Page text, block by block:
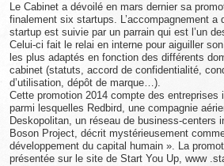
Le Cabinet a dévoilé en mars dernier sa
finalement six startups. L’accompagnement a
startup est suivie par un parrain qui est l’un
Celui-ci fait le relai en interne pour aiguiller
les plus adaptés en fonction des différents
cabinet (statuts, accord de confidentialité,
d’utilisation, dépôt de marque…).
Cette promotion 2014 compte des entreprises
parmi lesquelles Redbird, une compagnie
Deskopolitan, un réseau de business-centers
Boson Project, décrit mystérieusement
développement du capital humain ». La
présentée sur le site de Start You Up, www